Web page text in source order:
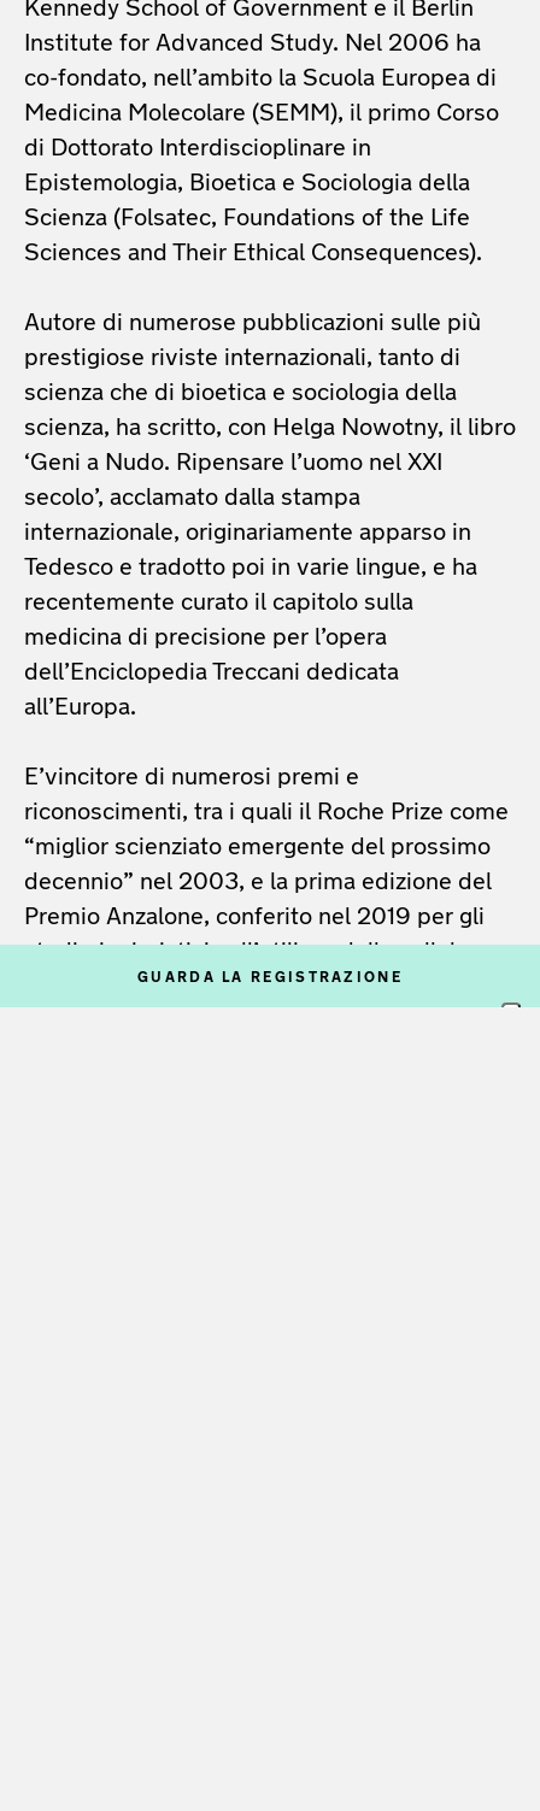
GUARDA LA REGISTRAZIONE
Kennedy School of Government e il Berlin
Institute for Advanced Study. Nel 2006 ha
co-fondato, nell’ambito la Scuola Europea di
Medicina Molecolare (SEMM), il primo Corso
di Dottorato Interdiscioplinare in
Epistemologia, Bioetica e Sociologia della
Scienza (Folsatec, Foundations of the Life
Sciences and Their Ethical Consequences).
Autore di numerose pubblicazioni sulle più
prestigiose riviste internazionali, tanto di
scienza che di bioetica e sociologia della
scienza, ha scritto, con Helga Nowotny, il libro
‘Geni a Nudo. Ripensare l’uomo nel XXI
secolo’, acclamato dalla stampa
internazionale, originariamente apparso in
Tedesco e tradotto poi in varie lingue, e ha
recentemente curato il capitolo sulla
medicina di precisione per l’opera
dell’Enciclopedia Treccani dedicata
all’Europa.
E’vincitore di numerosi premi e
riconoscimenti, tra i quali il Roche Prize come
“miglior scienziato emergente del prossimo
decennio” nel 2003, e la prima edizione del
Premio Anzalone, conferito nel 2019 per gli
studi pionieristici sull’utilizzo delle cellule
staminali nello studio delle malattie